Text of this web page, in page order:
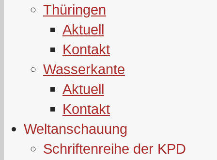
Thüringen
Aktuell
Kontakt
Wasserkante
Aktuell
Kontakt
Weltanschauung
Schriftenreihe der KPD